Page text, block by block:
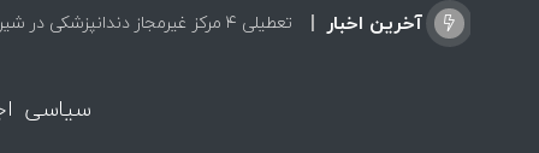
آخرین اخبار تعطیلی ۴ مرکز غیرمجاز دندانپزشکی در شیراز از ابتدای مردادماه تاکنون
سیاسی